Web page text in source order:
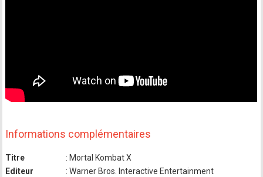
Informations complémentaires
Titre
: Mortal Kombat X
Editeur
: Warner Bros. Interactive Entertainment